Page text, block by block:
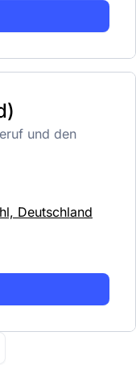
und den
Deutschland